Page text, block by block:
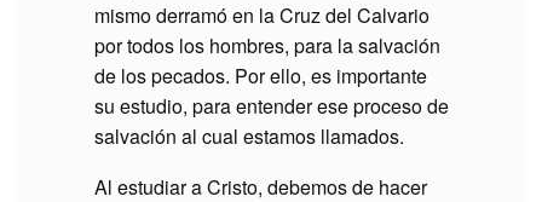
mismo derramó en la Cruz del Calvario
por todos los hombres, para la salvación
de los pecados. Por ello, es importante
su estudio, para entender ese proceso de
salvación al cual estamos llamados.
Al estudiar a Cristo, debemos de hacer